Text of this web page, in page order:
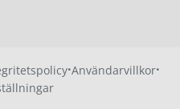
·Användarvillkor·